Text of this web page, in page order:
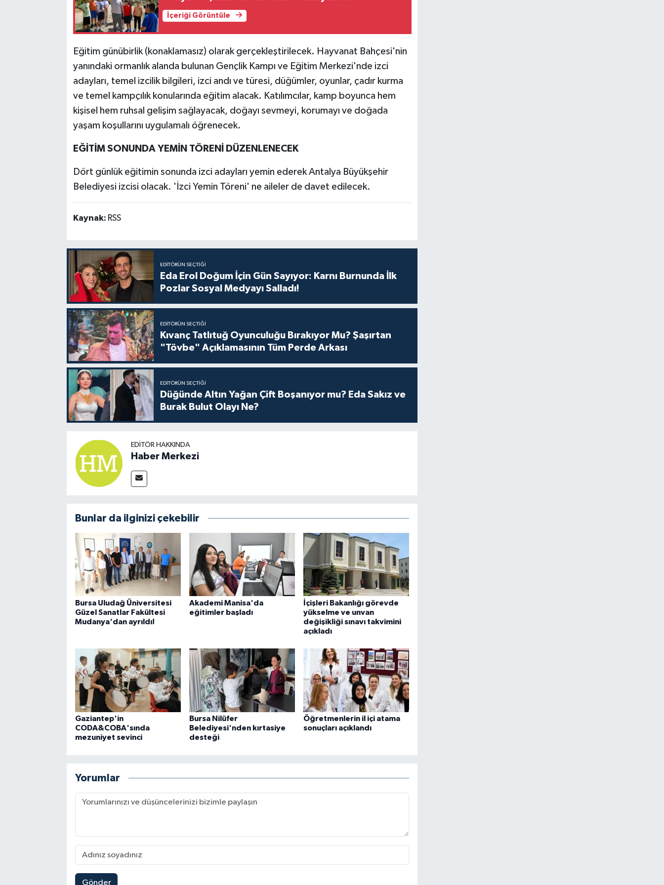
İçeriği Görüntüle
Eğitim günübirlik (konaklamasız) olarak gerçekleştirilecek. Hayvanat Bahçesi'nin
yanındaki ormanlık alanda bulunan Gençlik Kampı ve Eğitim Merkezi'nde izci
adayları, temel izcilik bilgileri, izci andı ve türesi, düğümler, oyunlar, çadır kurma
ve temel kampçılık konularında eğitim alacak. Katılımcılar, kamp boyunca hem
kişisel hem ruhsal gelişim sağlayacak, doğayı sevmeyi, korumayı ve doğada
yaşam koşullarını uygulamalı öğrenecek.
EĞİTİM SONUNDA YEMİN TÖRENİ DÜZENLENECEK
Dört günlük eğitimin sonunda izci adayları yemin ederek Antalya Büyükşehir
Belediyesi izcisi olacak. 'İzci Yemin Töreni' ne aileler de davet edilecek.
Kaynak: RSS
EDITÖRÜN SEÇTIĞI
Eda Erol Doğum İçin Gün Sayıyor: Karnı Burnunda İlk
Pozlar Sosyal Medyayı Salladı!
EDITÖRÜN SEÇTIĞI
Kıvanç Tatlıtuğ Oyunculuğu Bırakıyor Mu? Şaşırtan
"Tövbe" Açıklamasının Tüm Perde Arkası
EDITÖRÜN SEÇTIĞI
Düğünde Altın Yağan Çift Boşanıyor mu? Eda Sakız ve
Burak Bulut Olayı Ne?
EDITÖR HAKKINDA
Haber Merkezi
Bunlar da ilginizi çekebilir
Bursa Uludağ Üniversitesi
Güzel Sanatlar Fakültesi
Mudanya'dan ayrıldı!
Akademi Manisa'da
eğitimler başladı
İçişleri Bakanlığı görevde
yükselme ve unvan
değişikliği sınavı takvimini
açıkladı
Gaziantep'in
CODA&COBA'sında
mezuniyet sevinci
Bursa Nilüfer
Belediyesi'nden kırtasiye
desteği
Öğretmenlerin il içi atama
sonuçları açıklandı
Yorumlar
Gönder